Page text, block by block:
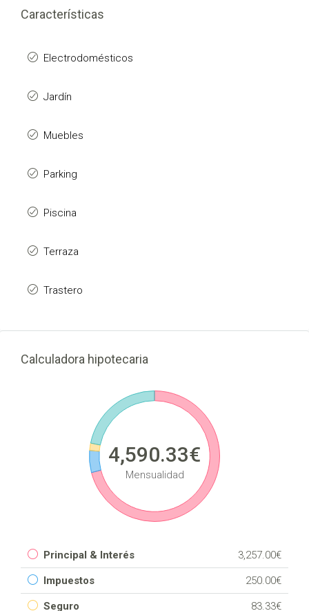
Características
Electrodomésticos
Jardín
Muebles
Parking
Piscina
Terraza
Trastero
Calculadora hipotecaria
4,590.33€
Mensualidad
Principal & Interés 3,257.00€
Impuestos 250.00€
Seguro 83.33€